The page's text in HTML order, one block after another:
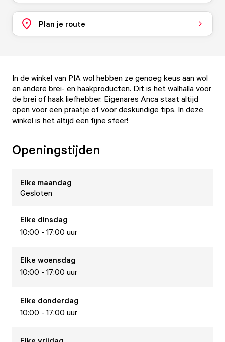
Plan je route
In de winkel van PIA wol hebben ze genoeg keus aan wol
en andere brei- en haakproducten. Dit is het walhalla voor
de brei of haak liefhebber. Eigenares Anca staat altijd
open voor een praatje of voor deskundige tips. In deze
winkel is het altijd een fijne sfeer!
Openingstijden
Elke maandag
Gesloten
Elke dinsdag
10:00 - 17:00 uur
Elke woensdag
10:00 - 17:00 uur
Elke donderdag
10:00 - 17:00 uur